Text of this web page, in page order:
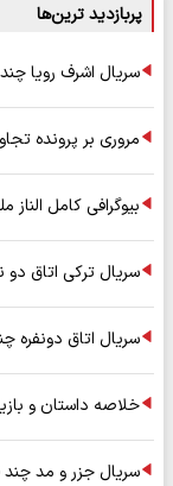
پربازدید ترین‌ها
سریال اشرف رویا
مروری بر پرونده
بیوگرافی کامل
سریال ترکی اتاق
سریال اتاق
خلاصه داستان و
سریال جزر و مد